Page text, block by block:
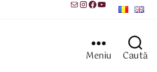
MailInstagram
Facebook
YouTube
Meniu Caută